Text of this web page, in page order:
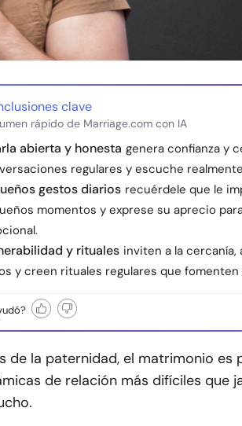
clave
rápido de Marriage.com con IA
abierta y honesta genera confianza y
regulares y escuche
gestos diarios recuérdele que le
momentos y exprese su aprecio
y rituales inviten a la
y creen rituales regulares que fomenten
de la paternidad, el matrimonio es
de relación más difíciles que